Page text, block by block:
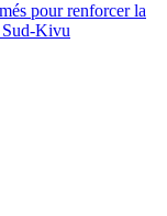
pour renforcer la
Sud-Kivu